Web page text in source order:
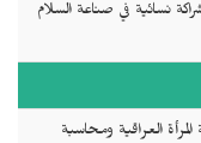
نسائية في صناعة السلام
العراقية ومحاسبة